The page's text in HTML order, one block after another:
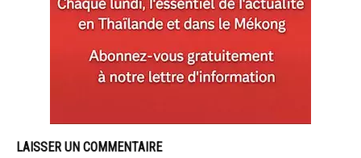
LAISSER UN COMMENTAIRE